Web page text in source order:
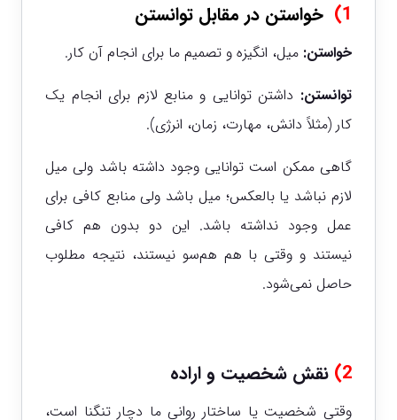
1
) خواستن در مقابل توانستن
خواستن:میل، انگیزه و تصمیم ما برای انجام آن کار.
توانستن: داشتن توانایی و منابع لازم برای انجام یک
کار (مثلاً دانش، مهارت، زمان، انرژی).
گاهی ممکن است توانایی وجود داشته باشد ولی میل
لازم نباشد یا بالعکس؛ میل باشد ولی منابع کافی برای
عمل وجود نداشته باشد. این دو بدون هم کافی
نیستند و وقتی با هم هم‌سو نیستند، نتیجه مطلوب
حاصل نمی‌شود.
2
) نقش شخصیت و اراده
وقتی شخصیت یا ساختار روانی ما دچار تنگنا است،